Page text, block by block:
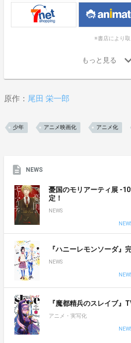
※書店により取
原作： 尾田 栄一郎
少年 アニメ映画化 アニメ化
NEWS
憂国のモリアーティ展 -
定！
NEWS
『ハニーレモンソーダ』
NEWS
『魔都精兵のスレイブ』
アニメ・実写化